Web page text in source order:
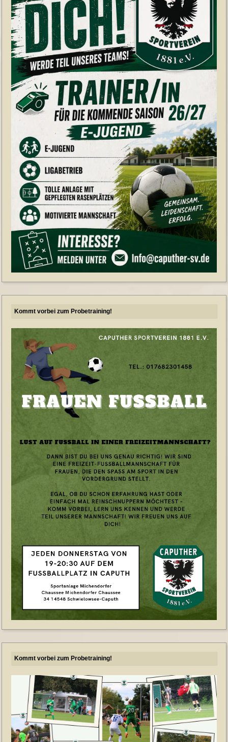
Kommt vorbei zum Probetraining!
Kommt vorbei zum Probetraining!